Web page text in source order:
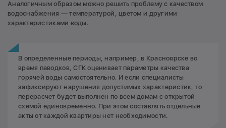
Аналогичным образом можно решить проблему с качеством
водоснабжения — температурой, цветом и другими
характеристиками воды.
В определенные периоды, например, в Красноярске во
время паводков, СГК оценивает параметры качества
горячей воды самостоятельно. И если специалисты
зафиксируют нарушения допустимых характеристик, то
перерасчет будет выполнен по всем домам с открытой
схемой единовременно. При этом составлять отдельные
акты от каждой квартиры нет необходимости.